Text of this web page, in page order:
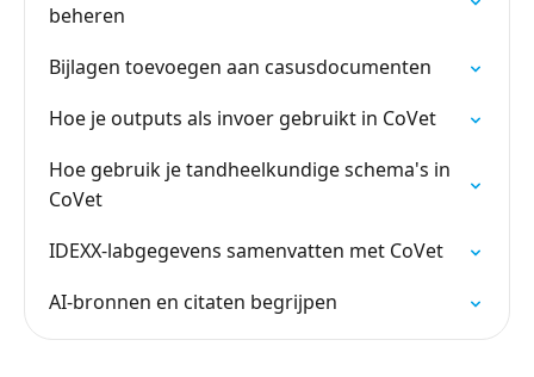
beheren
Bijlagen toevoegen aan casusdocumenten
Hoe je outputs als invoer gebruikt in CoVet
Hoe gebruik je tandheelkundige schema's in
CoVet
IDEXX-labgegevens samenvatten met CoVet
AI-bronnen en citaten begrijpen